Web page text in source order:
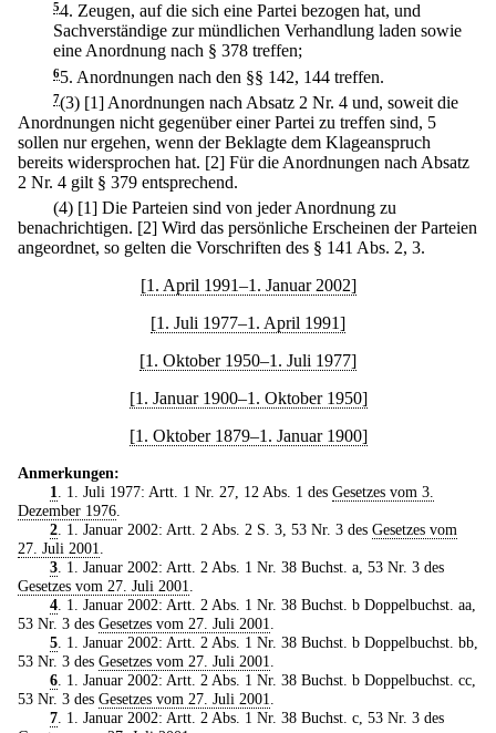
54. Zeugen, auf die sich eine Partei bezogen hat, und
Sachverständige zur mündlichen Verhandlung laden sowie
eine Anordnung nach § 378 treffen;
65. Anordnungen nach den §§ 142, 144 treffen.
7(3) [1] Anordnungen nach Absatz 2 Nr. 4 und, soweit die
Anordnungen nicht gegenüber einer Partei zu treffen sind, 5
sollen nur ergehen, wenn der Beklagte dem Klageanspruch
bereits widersprochen hat. [2] Für die Anordnungen nach Absatz
2 Nr. 4 gilt § 379 entsprechend.
(4) [1] Die Parteien sind von jeder Anordnung zu
benachrichtigen. [2] Wird das persönliche Erscheinen der Parteien
angeordnet, so gelten die Vorschriften des § 141 Abs. 2, 3.
[1. April 1991–1. Januar 2002]
[1. Juli 1977–1. April 1991]
[1. Oktober 1950–1. Juli 1977]
[1. Januar 1900–1. Oktober 1950]
[1. Oktober 1879–1. Januar 1900]
Anmerkungen:
1
. 1. Juli 1977: Artt. 1 Nr. 27, 12 Abs. 1 des Gesetzes vom 3.
Dezember 1976
2. 1. Januar 2002: Artt. 2 Abs. 2 S. 3, 53 Nr. 3 des Gesetzes vom
27. Juli 2001
3. 1. Januar 2002: Artt. 2 Abs. 1 Nr. 38 Buchst. a, 53 Nr. 3 des
Gesetzes vom 27. Juli 2001
4. 1. Januar 2002: Artt. 2 Abs. 1 Nr. 38 Buchst. b Doppelbuchst. aa,
53 Nr. 3 des Gesetzes vom 27. Juli 2001
5. 1. Januar 2002: Artt. 2 Abs. 1 Nr. 38 Buchst. b Doppelbuchst. bb,
53 Nr. 3 des Gesetzes vom 27. Juli 2001
6. 1. Januar 2002: Artt. 2 Abs. 1 Nr. 38 Buchst. b Doppelbuchst. cc,
53 Nr. 3 des Gesetzes vom 27. Juli 2001
7. 1. Januar 2002: Artt. 2 Abs. 1 Nr. 38 Buchst. c, 53 Nr. 3 des